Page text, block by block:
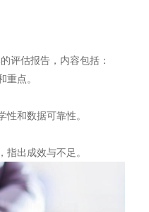
评估报告，内容包括：
重点。
和数据可靠性。
出成效与不足。